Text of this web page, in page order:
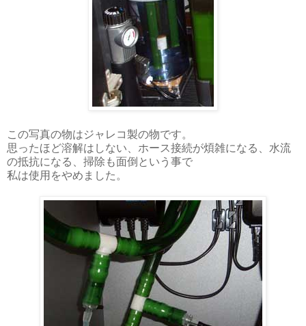
この写真の物はジャレコ製の物です。
思ったほど溶解はしない、ホース接続が煩雑になる、水流
の抵抗になる、掃除も面倒という事で
私は使用をやめました。